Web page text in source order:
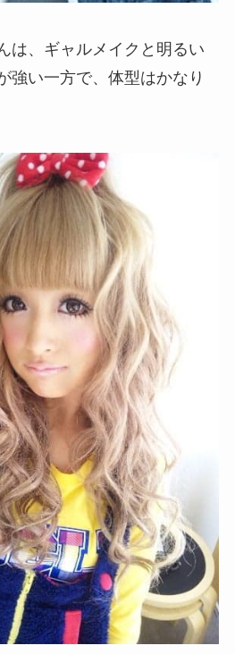
は、ギャルメイクと明るい
強い一方で、体型はかなり